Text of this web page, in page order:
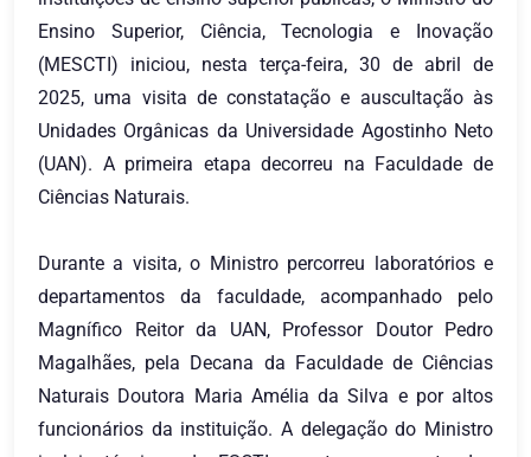
Ensino Superior, Ciência, Tecnologia e Inovação
(MESCTI) iniciou, nesta terça-feira, 30 de abril de
2025, uma visita de constatação e auscultação às
Unidades Orgânicas da Universidade Agostinho Neto
(UAN). A primeira etapa decorreu na Faculdade de
Ciências Naturais.
Durante a visita, o Ministro percorreu laboratórios e
departamentos da faculdade, acompanhado pelo
Magnífico Reitor da UAN, Professor Doutor Pedro
Magalhães, pela Decana da Faculdade de Ciências
Naturais Doutora Maria Amélia da Silva e por altos
funcionários da instituição. A delegação do Ministro